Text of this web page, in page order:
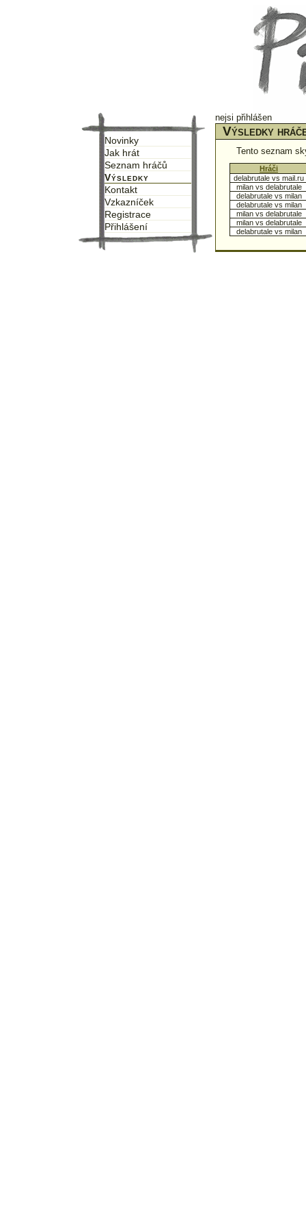
Novinky
Jak hrát
Seznam hráčů
Výsledky
Kontakt
Vzkazníček
Registrace
Přihlášení
nejsi přihlášen
Výsledky
Tento seznam
Hráči
delabrutale vs mail.ru
milan vs delabrutale
delabrutale vs milan
delabrutale vs milan
milan vs delabrutale
milan vs delabrutale
delabrutale vs milan